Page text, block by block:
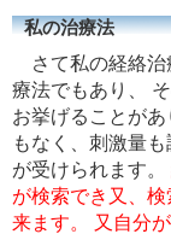
私の治療法
さて私の経絡治
療法でもあり、
お挙げることが
もなく、刺激量
が受けられます。
が検索でき又、
来ます。 又自分